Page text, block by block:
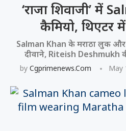
‘राजा शिवाजी’ में
कैमियो, थिएटर
Salman Khan के मराठा लुक
दीवाने, Riteish Deshmukh
by Cgprimenews.com May